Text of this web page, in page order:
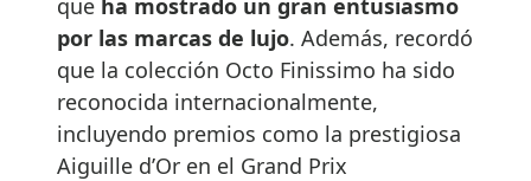
que ha mostrado un gran entusiasmo
por las marcas de lujo. Además, recordó
que la colección Octo Finissimo ha sido
reconocida internacionalmente,
incluyendo premios como la prestigiosa
Aiguille d’Or en el Grand Prix